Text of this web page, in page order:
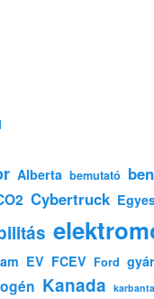
Alberta bemutató
Cybertruck
EV FCEV Ford
Kanada